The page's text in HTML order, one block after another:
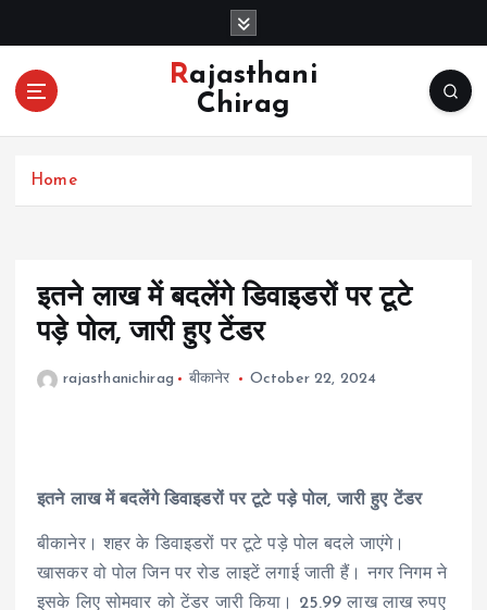
o
Rajasthani
Chirag
Home
इतने लाख में बदलेंगे डिवाइडरों पर टूटे
पड़े पोल, जारी हुए टेंडर
rajasthanichirag बीकानेर October 22, 2024
इतने लाख में बदलेंगे डिवाइडरों पर टूटे पड़े पोल, जारी हुए टेंडर
बीकानेर। शहर के डिवाइडरों पर टूटे पड़े पोल बदले जाएंगे।
खासकर वो पोल जिन पर रोड लाइटें लगाई जाती हैं। नगर निगम ने
इसके लिए सोमवार को टेंडर जारी किया। 25.99 लाख लाख रुपए